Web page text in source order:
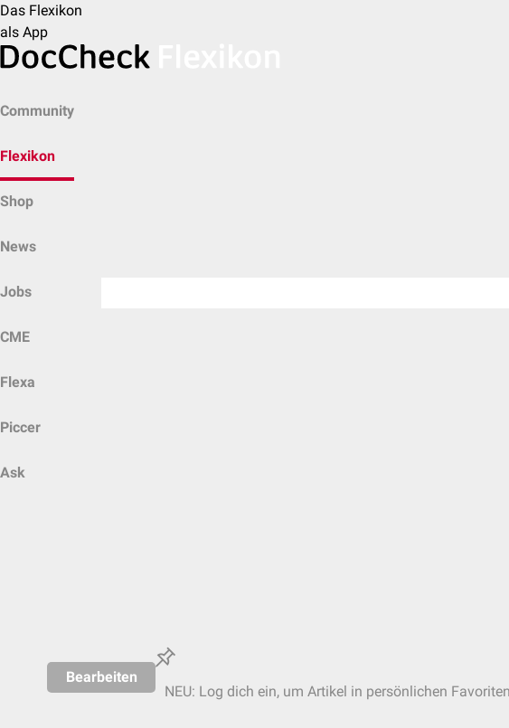
Das Flexikon
als App
Community
Flexikon
Shop
News
Jobs
CME
Flexa
Piccer
Ask
Bearbeiten
NEU: Log dich ein, um Artikel in persönlichen